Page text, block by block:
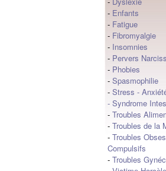
- Enfants
- Fatigue
- Fibromyalgie
- Insomnies
- Pervers
- Phobies
- Spasmophilie
- Stress -
- Syndrome
- Troubles
- Troubles de la
- Troubles
Compulsifs
- Troubles